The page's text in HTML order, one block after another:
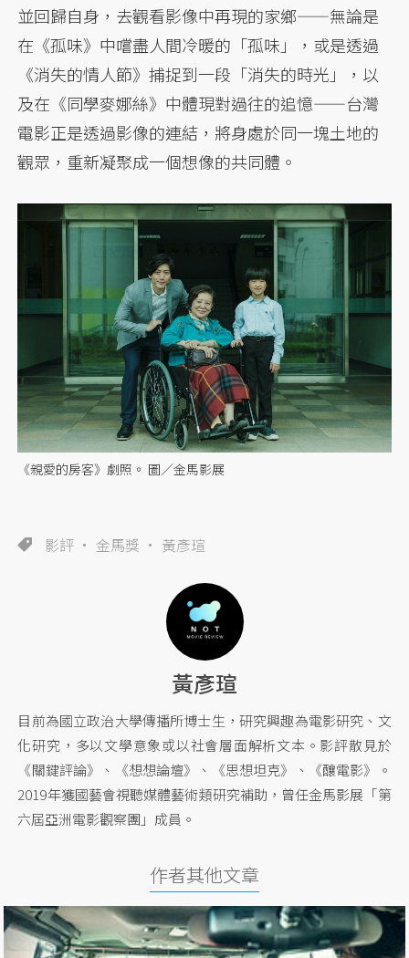
並回歸自身，去觀看影像中再現的家鄉——無論是
在《孤味》中嚐盡人間冷暖的「孤味」，或是透過
《消失的情人節》捕捉到一段「消失的時光」，以
及在《同學麥娜絲》中體現對過往的追憶——台灣
電影正是透過影像的連結，將身處於同一塊土地的
觀眾，重新凝聚成一個想像的共同體。
《親愛的房客》劇照。 圖／金馬影展
影評 金馬獎 黃彥瑄
黃彥瑄
目前為國立政治大學傳播所博士生，研究興趣為電影研究、文
化研究，多以文學意象或以社會層面解析文本。影評散見於
《關鍵評論》、《想想論壇》、《思想坦克》、《釀電影》。
2019年獲國藝會視聽媒體藝術類研究補助，曾任金馬影展「第
六屆亞洲電影觀察團」成員。
作者其他文章